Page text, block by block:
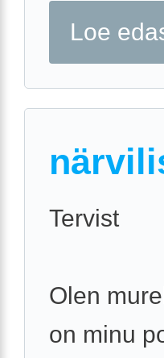
Loe
Tervist
Olen
on minu